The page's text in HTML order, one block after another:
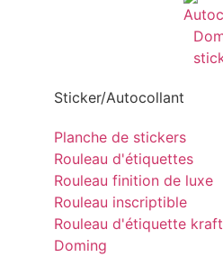
Sticker/Autocollant
Planche de stickers
Rouleau d'étiquettes
Rouleau finition de luxe
Rouleau inscriptible
Rouleau d'étiquette kraft
Doming